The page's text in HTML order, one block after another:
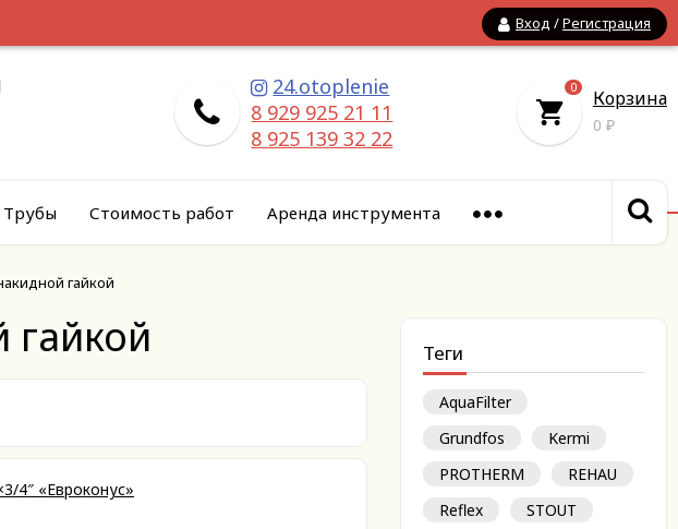
Вход /Регистрация
24.otoplenie
8 929 925 21 11
8 925 139 32 22
0 Корзина
0 ₽
Трубы Стоимость работ Аренда инструмента
гайкой
Теги
AquaFilter
Grundfos
Kermi
PROTHERM
REHAU
Reflex
STOUT
гайкой
4″ «Евроконус»